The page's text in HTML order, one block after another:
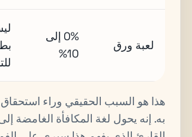
لعبة ورق
0% إلى
10%
هذا هو السبب الحقيقي وراء
به. إنه يحول لغة المكافأة الغامضة